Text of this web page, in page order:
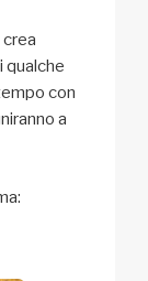
qualche
con
a